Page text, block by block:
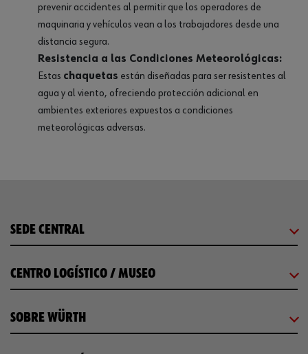
prevenir accidentes al permitir que los operadores de
maquinaria y vehículos vean a los trabajadores desde una
distancia segura.
Resistencia a las Condiciones Meteorológicas:
Estas chaquetas están diseñadas para ser resistentes al
agua y al viento, ofreciendo protección adicional en
ambientes exteriores expuestos a condiciones
meteorológicas adversas.
SEDE CENTRAL
CENTRO LOGÍSTICO / MUSEO
SOBRE WÜRTH